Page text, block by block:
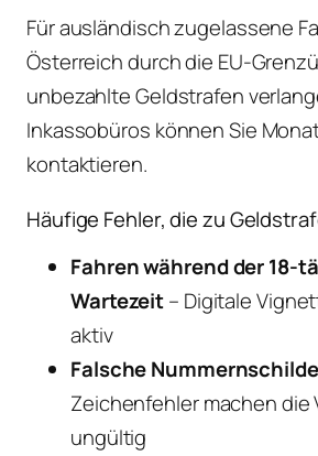
Für ausländisch zugelassene
Österreich durch die EU-
unbezahlte Geldstrafen
Inkassobüros können Sie
kontaktieren.
Häufige Fehler, die zu
Fahren während der 18-
Wartezeit– Digitale
aktiv
Falsche
Zeichenfehler machen die
ungültig